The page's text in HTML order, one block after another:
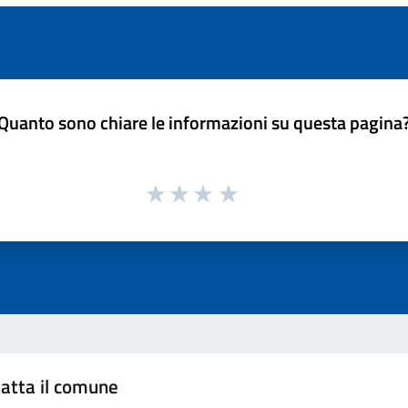
sono chiare le informazioni su questa
il comune